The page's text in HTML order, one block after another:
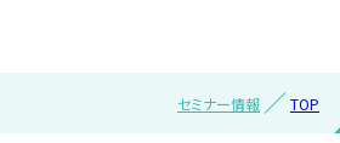
TOP
セミナー情報